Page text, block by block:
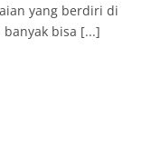
yang berdiri di
bisa [...]